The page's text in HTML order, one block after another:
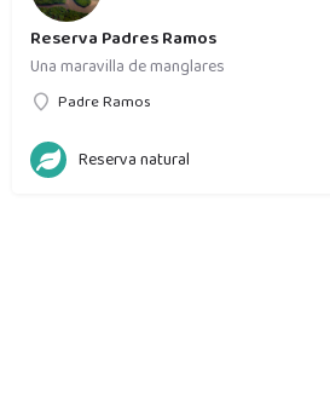
Reserva Padres Ramos
Una maravilla de manglares
Padre Ramos
Reserva natural